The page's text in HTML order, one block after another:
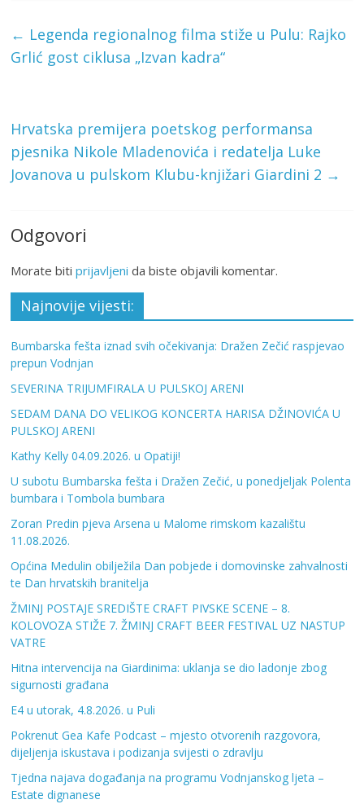
← Legenda regionalnog filma stiže u Pulu: Rajko
Grlić gost ciklusa „Izvan kadra“
Hrvatska premijera poetskog performansa
pjesnika Nikole Mladenovića i redatelja Luke
Jovanova u pulskom Klubu-knjižari Giardini 2 →
Odgovori
Morate bitiprijavljeni da biste objavili komentar.
Najnovije vijesti:
Bumbarska fešta iznad svih očekivanja: Dražen Zečić raspjevao
prepun Vodnjan
SEVERINA TRIJUMFIRALA U PULSKOJ ARENI
SEDAM DANA DO VELIKOG KONCERTA HARISA DŽINOVIĆA U
PULSKOJ ARENI
Kathy Kelly 04.09.2026. u Opatiji!
U subotu Bumbarska fešta i Dražen Zečić, u ponedjeljak Polenta
bumbara i Tombola bumbara
Zoran Predin pjeva Arsena u Malome rimskom kazalištu
11.08.2026.
Općina Medulin obilježila Dan pobjede i domovinske zahvalnosti
te Dan hrvatskih branitelja
ŽMINJ POSTAJE SREDIŠTE CRAFT PIVSKE SCENE – 8.
KOLOVOZA STIŽE 7. ŽMINJ CRAFT BEER FESTIVAL UZ NASTUP
VATRE
Hitna intervencija na Giardinima: uklanja se dio ladonje zbog
sigurnosti građana
E4 u utorak, 4.8.2026. u Puli
Pokrenut Gea Kafe Podcast – mjesto otvorenih razgovora,
dijeljenja iskustava i podizanja svijesti o zdravlju
Tjedna najava događanja na programu Vodnjanskog ljeta –
Estate dignanese